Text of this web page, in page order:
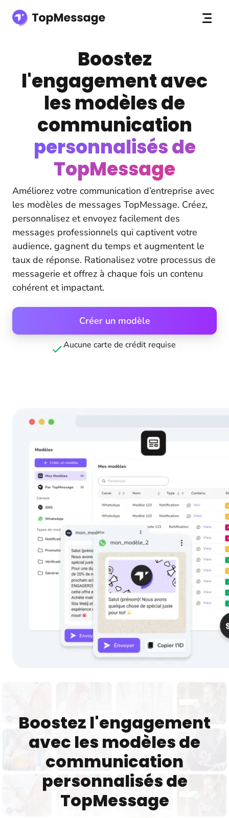
Boostez
l'engagement avec
les modèles de
communication
personnalisés de
TopMessage
Améliorez votre communication d’entreprise avec
les modèles de messages TopMessage. Créez,
personnalisez et envoyez facilement des
messages professionnels qui captivent votre
audience, gagnent du temps et augmentent le
taux de réponse. Rationalisez votre processus de
messagerie et offrez à chaque fois un contenu
cohérent et impactant.
Créer un modèle
Aucune carte de crédit requise
Boostez l'engagement
avec les modèles de
communication
personnalisés de
TopMessage